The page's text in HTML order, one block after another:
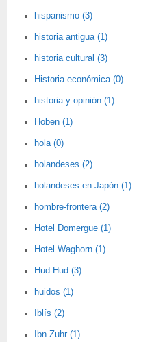
hispanismo (3)
historia antigua (1)
historia cultural (3)
Historia económica (0)
historia y opinión (1)
Hoben (1)
hola (0)
holandeses (2)
holandeses en Japón (1)
hombre-frontera (2)
Hotel Domergue (1)
Hotel Waghorn (1)
Hud-Hud (3)
huidos (1)
Iblís (2)
Ibn Zuhr (1)